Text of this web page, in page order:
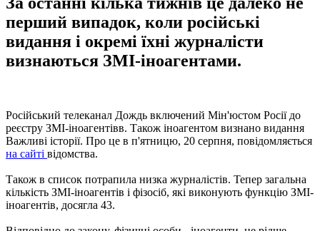
перший випадок, коли російські
видання і окремі їхні журналісти
визнаються ЗМІ-іноагентами.
Російський телеканал Дождь включений Мін'юстом Росії до
реєстру ЗМІ-іноагентівв. Також іноагентом визнано видання
Важливі історії. Про це в п'ятницю, 20 серпня, повідомляється
на сайті відомства.
Також в список потрапила низка журналістів. Тепер загальна
кількість ЗМІ-іноагентів і фізосіб, які виконують функцію ЗМІ-
іноагентів, досягла 43.